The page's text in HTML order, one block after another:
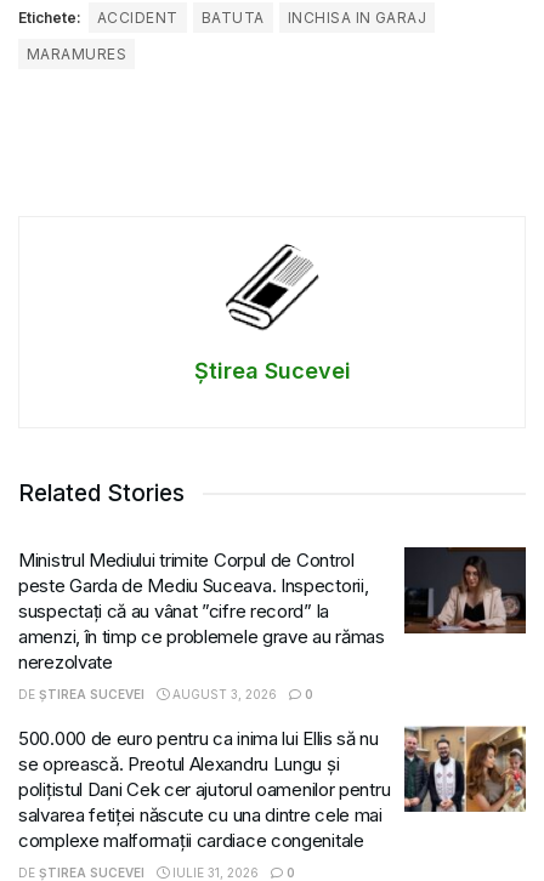
Etichete: ACCIDENT BATUTA
INCHISA IN GARAJ
MARAMURES
Știrea Sucevei
Related Stories
Ministrul Mediului trimite Corpul de Control
peste Garda de Mediu Suceava. Inspectorii,
suspectați că au vânat ”cifre record” la
amenzi, în timp ce problemele grave au rămas
nerezolvate
DE ȘTIREA SUCEVEI AUGUST 3, 2026 0
500.000 de euro pentru ca inima lui Ellis să nu
se oprească. Preotul Alexandru Lungu și
polițistul Dani Cek cer ajutorul oamenilor pentru
salvarea fetiței născute cu una dintre cele mai
complexe malformații cardiace congenitale
DE ȘTIREA SUCEVEI IULIE 31, 2026 0